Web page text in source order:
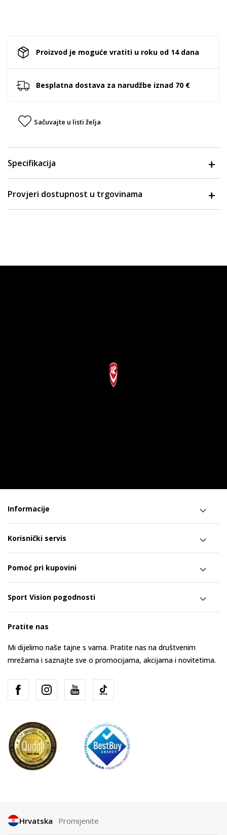
Proizvod je moguće vratiti u roku od 14 dana
Besplatna dostava za narudžbe iznad 70 €
Sačuvajte u listi želja
Specifikacija
Provjeri dostupnost u trgovinama
Informacije
Korisnički servis
Pomoć pri kupovini
Sport Vision pogodnosti
Pratite nas
Mi dijelimo naše tajne s vama. Pratite nas na društvenim
mrežama i saznajte sve o promocijama, akcijama i novitetima.
Hrvatska Promijenite